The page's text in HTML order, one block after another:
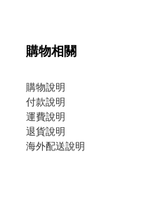
購物相關
購物說明
付款說明
運費說明
退貨說明
海外配送說明